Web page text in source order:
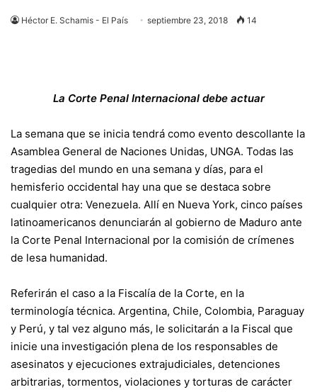
Héctor E. Schamis - El País septiembre 23, 2018 14
La Corte Penal Internacional debe actuar
La semana que se inicia tendrá como evento descollante la
Asamblea General de Naciones Unidas, UNGA. Todas las
tragedias del mundo en una semana y días, para el
hemisferio occidental hay una que se destaca sobre
cualquier otra: Venezuela. Allí en Nueva York, cinco países
latinoamericanos denunciarán al gobierno de Maduro ante
la Corte Penal Internacional por la comisión de crímenes
de lesa humanidad.
Referirán el caso a la Fiscalía de la Corte, en la
terminología técnica. Argentina, Chile, Colombia, Paraguay
y Perú, y tal vez alguno más, le solicitarán a la Fiscal que
inicie una investigación plena de los responsables de
asesinatos y ejecuciones extrajudiciales, detenciones
arbitrarias, tormentos, violaciones y torturas de carácter